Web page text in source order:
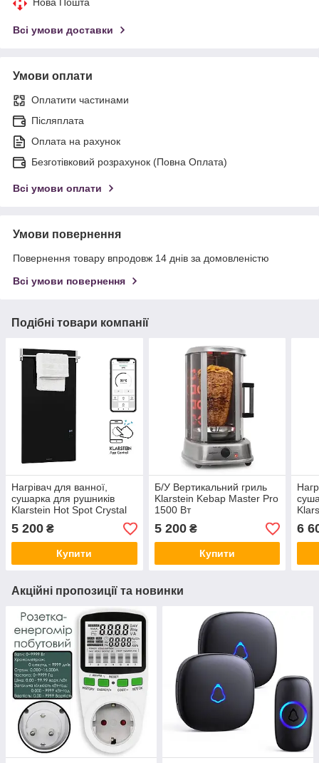
Всі умови доставки
Умови оплати
Оплатити частинами
Післяплата
Оплата на рахунок
Безготівковий розрахунок (Повна Оплата)
Всі умови оплати
Умови повернення
Повернення товару впродовж 14 днів за домовленістю
Всі умови повернення
Подібні товари компанії
Нагрівач для ванної,
сушарка для рушників
Klarstein Hot Spot Crystal
Spotless, Німеччина
5 200 ₴
Купити
Б/У Вертикальний гриль
Klarstein Kebap Master Pro
1500 Вт
5 200₴
Купити
IR,
6
Акційні пропозиції та новинки